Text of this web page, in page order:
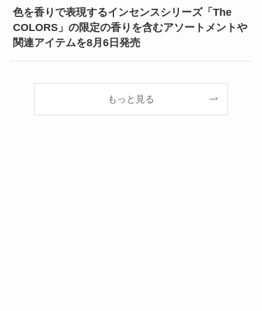
色を香りで表現するインセンスシリーズ「The
COLORS」の限定の香りを含むアソートメントや
関連アイテムを8月6日発売
もっと見る